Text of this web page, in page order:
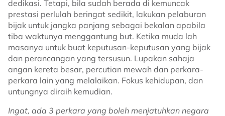
dedikasi. Tetapi, bila sudah berada di kemuncak
prestasi perlulah beringat sedikit, lakukan pelaburan
bijak untuk jangka panjang sebagai bekalan apabila
tiba waktunya menggantung but. Ketika muda lah
masanya untuk buat keputusan-keputusan yang bijak
dan perancangan yang tersusun. Lupakan sahaja
angan kereta besar, percutian mewah dan perkara-
perkara lain yang melalaikan. Fokus kehidupan, dan
untungnya diraih kemudian.
Ingat, ada 3 perkara yang boleh menjatuhkan negara